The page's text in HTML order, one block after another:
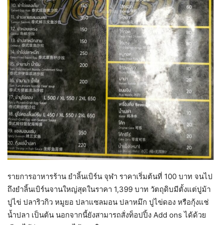
รายการอาหารร้าน ยำลิ้นเบิร์น จุฬา ราคาเริ่มต้นที่ 100 บาท จนไป
ถึงยำลิ้นเบิร์นจานใหญ่สุดในราคา 1,399 บาท วัตถุดิบมีตั้งแต่ปูม้า
ปูไข่ ปลาริวกิว หมูยอ ปลาแซลมอน ปลาหมึก ปูไข่ดอง หรือกุ้งแช่
น้ำปลา เป็นต้น นอกจากนี้ยังสามารถสั่งท็อปปิ้ง Add ons ได้ด้วย